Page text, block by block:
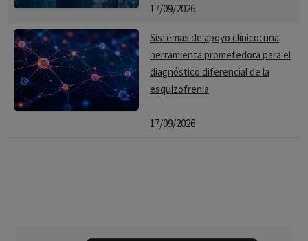
17/09/2026
Sistemas de apoyo clínico: una
herramienta prometedora para el
diagnóstico diferencial de la
esquizofrenia
17/09/2026